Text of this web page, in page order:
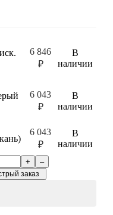
6 846
₽
В
наличии
6 043
₽
В
наличии
6 043
₽
В
наличии
+ –
заказ